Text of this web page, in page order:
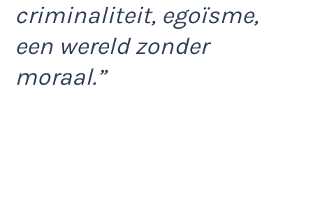
criminaliteit, egoïsme,
een wereld zonder
moraal.”